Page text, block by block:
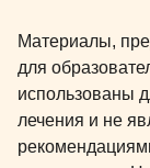
Материалы,
для
использованы
лечения и не